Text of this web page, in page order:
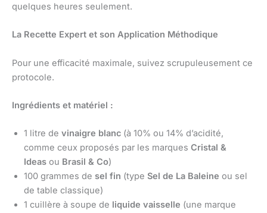
quelques heures seulement.
La Recette Expert et son Application Méthodique
Pour une efficacité maximale, suivez scrupuleusement ce
protocole.
Ingrédients et matériel :
1 litre de vinaigre blanc (à 10% ou 14% d’acidité,
comme ceux proposés par les marques Cristal &
Ideas ou Brasil & Co)
100 grammes de sel fin (type Sel de La Baleine ou sel
de table classique)
1 cuillère à soupe de liquide vaisselle (une marque